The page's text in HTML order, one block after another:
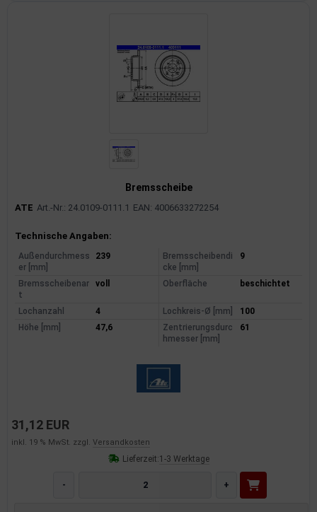
Bremsscheibe
ATE Art.-Nr.: 24.0109-0111.1 EAN: 4006633272254
Produktinformationen
Technische Angaben:
Außendurchmess
er [mm]
239
Bremsscheibendi
cke [mm]
9
Bremsscheibenar
t
voll Oberfläche beschichtet
Lochanzahl 4 Lochkreis-Ø [mm]
100
Höhe [mm]
47,6
Zentrierungsdurc
hmesser [mm]
61
31,12 EUR
inkl. 19 % MwSt. zzgl. Versandkosten
Lieferzeit:1-3 Werktage
- +